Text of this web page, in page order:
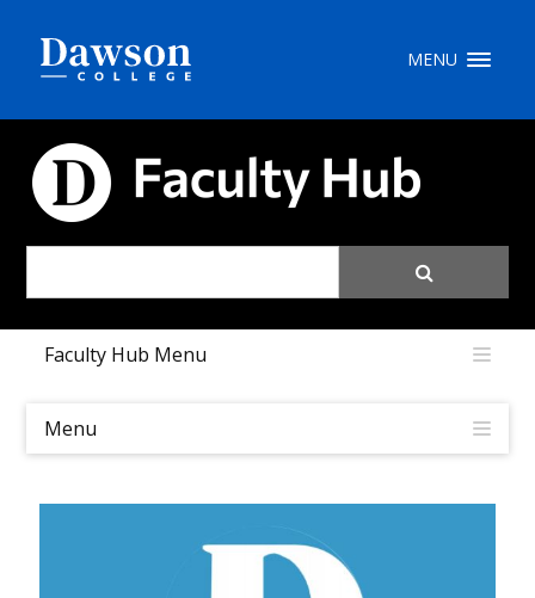
MENU
Faculty Hub Menu
Menu
portail My Dawson///
Carrières
Contact